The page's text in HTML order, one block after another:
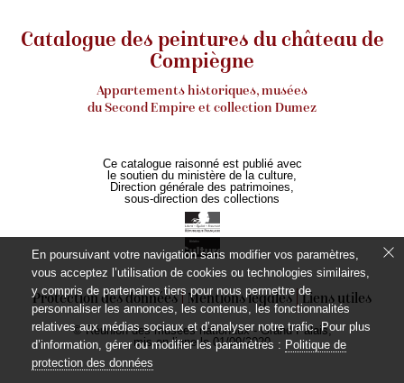
Catalogue des peintures du château de
Compiègne
Appartements historiques, musées
du Second Empire et collection Dumez
Ce catalogue raisonné est publié avec
le soutien du ministère de la culture,
Direction générale des patrimoines,
sous-direction des collections
Protection des données Mentions légales Liens utiles
© Réunion des musées nationaux - Grand Palais,
mis en ligne le 01/09/2020
En poursuivant votre navigation sans modifier vos paramètres,
vous acceptez l’utilisation de cookies ou technologies similaires,
y compris de partenaires tiers pour nous permettre de
personnaliser les annonces, les contenus, les fonctionnalités
relatives aux médias sociaux et d’analyser notre trafic. Pour plus
d’information, gérer ou modifier les paramètres : Politique de
protection des données